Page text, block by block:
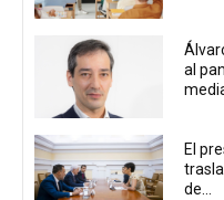
al
El
de...